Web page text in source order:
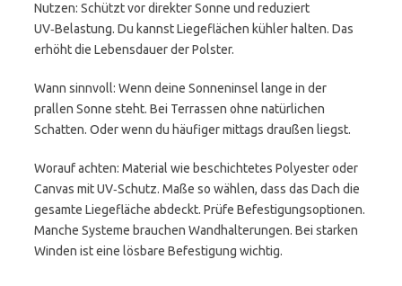
Nutzen: Schützt vor direkter Sonne und reduziert
UV‑Belastung. Du kannst Liegeflächen kühler halten. Das
erhöht die Lebensdauer der Polster.
Wann sinnvoll: Wenn deine Sonneninsel lange in der
prallen Sonne steht. Bei Terrassen ohne natürlichen
Schatten. Oder wenn du häufiger mittags draußen liegst.
Worauf achten: Material wie beschichtetes Polyester oder
Canvas mit UV‑Schutz. Maße so wählen, dass das Dach die
gesamte Liegefläche abdeckt. Prüfe Befestigungsoptionen.
Manche Systeme brauchen Wandhalterungen. Bei starken
Winden ist eine lösbare Befestigung wichtig.